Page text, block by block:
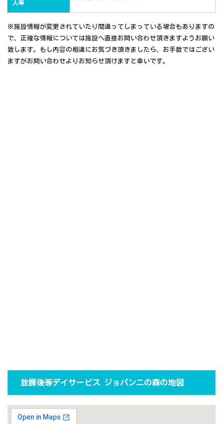
人等
※施設情報が変更されていたり間違ってしまっている場合もありますの
で、正確な情報については施設へ直接お問い合わせ頂きますようお願い
致します。もし内容の相違にお気づき頂きましたら、お手数ではござい
ますがお問い合わせよりお知らせ頂けますと幸いです。
放課後等デイサービス ジョバンニの森の地図